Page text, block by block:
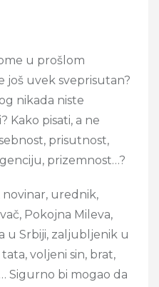
u prošlom
još uvek sveprisutan?
nikada niste
Kako pisati, a ne
prisutnost,
prizemnost…?
novinar, urednik,
Pokojna Mileva,
u Srbiji, zaljubljenik u
voljeni sin, brat,
Sigurno bi mogao da